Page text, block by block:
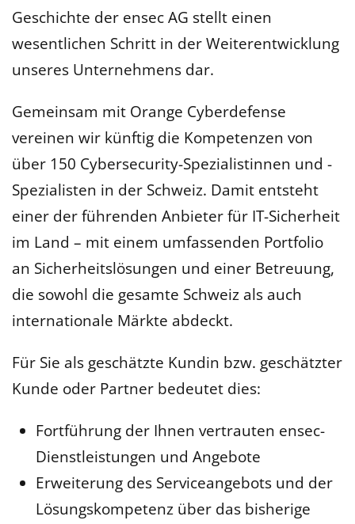
Geschichte der ensec AG stellt einen
wesentlichen Schritt in der Weiterentwicklung
unseres Unternehmens dar.
Gemeinsam mit Orange Cyberdefense
vereinen wir künftig die Kompetenzen von
über 150 Cybersecurity-Spezialistinnen und -
Spezialisten in der Schweiz. Damit entsteht
einer der führenden Anbieter für IT-Sicherheit
im Land – mit einem umfassenden Portfolio
an Sicherheitslösungen und einer Betreuung,
die sowohl die gesamte Schweiz als auch
internationale Märkte abdeckt.
Für Sie als geschätzte Kundin bzw. geschätzter
Kunde oder Partner bedeutet dies:
Fortführung der Ihnen vertrauten ensec-
Dienstleistungen und Angebote
Erweiterung des Serviceangebots und der
Lösungskompetenz über das bisherige